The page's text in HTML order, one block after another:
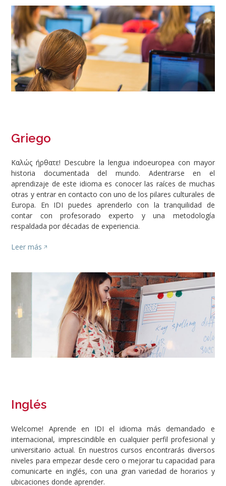
Image
Griego
Καλώς ήρθατε! Descubre la lengua indoeuropea con mayor
historia documentada del mundo. Adentrarse en el
aprendizaje de este idioma es conocer las raíces de muchas
otras y entrar en contacto con uno de los pilares culturales de
Europa. En IDI puedes aprenderlo con la tranquilidad de
contar con profesorado experto y una metodología
respaldada por décadas de experiencia.
Leer más
Inglés
Welcome! Aprende en IDI el idioma más demandado e
internacional, imprescindible en cualquier perfil profesional y
universitario actual. En nuestros cursos encontrarás diversos
niveles para empezar desde cero o mejorar tu capacidad para
comunicarte en inglés, con una gran variedad de horarios y
ubicaciones donde aprender.